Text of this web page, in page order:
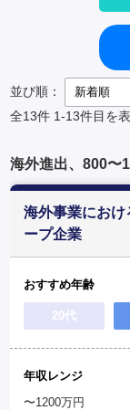
並び順：
全13件 1-13件目を
海外進出、800〜
海外事業にお
ープ企業
おすすめ年齢
20代
年収レンジ
〜1200万円